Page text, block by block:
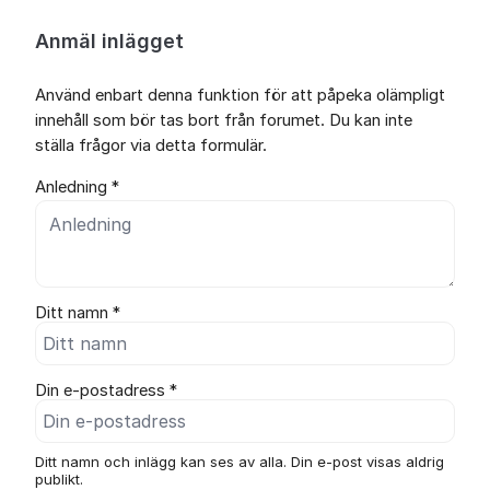
Anmäl inlägget
Använd enbart denna funktion för att påpeka olämpligt
innehåll som bör tas bort från forumet. Du kan inte
ställa frågor via detta formulär.
Anledning *
Ditt namn *
Din e-postadress *
Ditt namn och inlägg kan ses av alla. Din e-post visas aldrig
publikt.